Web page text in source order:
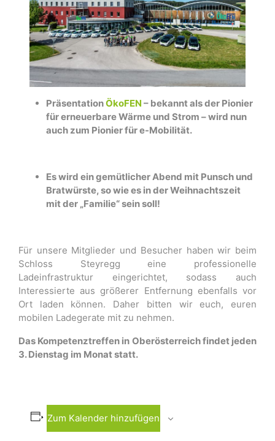
PräsentationÖkoFEN – bekannt als der Pionier
für erneuerbare Wärme und Strom – wird nun
auch zum Pionier für e-Mobilität.
Es wird ein gemütlicher Abend mit Punsch und
Bratwürste, so wie es in der Weihnachtszeit
mit der „Familie“ sein soll!
Für unsere Mitglieder und Besucher haben wir beim
Schloss Steyregg eine professionelle
Ladeinfrastruktur eingerichtet, sodass auch
Interessierte aus größerer Entfernung ebenfalls vor
Ort laden können. Daher bitten wir euch, euren
mobilen Ladegerate mit zu nehmen.
Das Kompetenztreffen in Oberösterreich findet jeden
3. Dienstag im Monat statt.
Zum Kalender hinzufügen